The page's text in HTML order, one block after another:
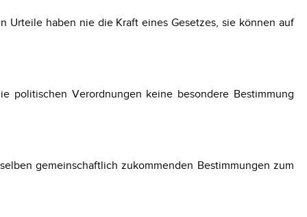
haben nie die Kraft eines Gesetzes, sie können auf
politischen Verordnungen keine besondere Bestimmung
gemeinschaftlich zukommenden Bestimmungen zum